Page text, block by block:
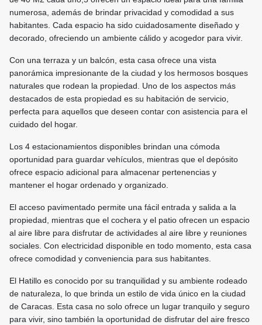
numerosa, además de brindar privacidad y comodidad a sus
habitantes. Cada espacio ha sido cuidadosamente diseñado y
decorado, ofreciendo un ambiente cálido y acogedor para vivir.
Con una terraza y un balcón, esta casa ofrece una vista
panorámica impresionante de la ciudad y los hermosos bosques
naturales que rodean la propiedad. Uno de los aspectos más
destacados de esta propiedad es su habitación de servicio,
perfecta para aquellos que deseen contar con asistencia para el
cuidado del hogar.
Los 4 estacionamientos disponibles brindan una cómoda
oportunidad para guardar vehículos, mientras que el depósito
ofrece espacio adicional para almacenar pertenencias y
mantener el hogar ordenado y organizado.
El acceso pavimentado permite una fácil entrada y salida a la
propiedad, mientras que el cochera y el patio ofrecen un espacio
al aire libre para disfrutar de actividades al aire libre y reuniones
sociales. Con electricidad disponible en todo momento, esta casa
ofrece comodidad y conveniencia para sus habitantes.
El Hatillo es conocido por su tranquilidad y su ambiente rodeado
de naturaleza, lo que brinda un estilo de vida único en la ciudad
de Caracas. Esta casa no solo ofrece un lugar tranquilo y seguro
para vivir, sino también la oportunidad de disfrutar del aire fresco